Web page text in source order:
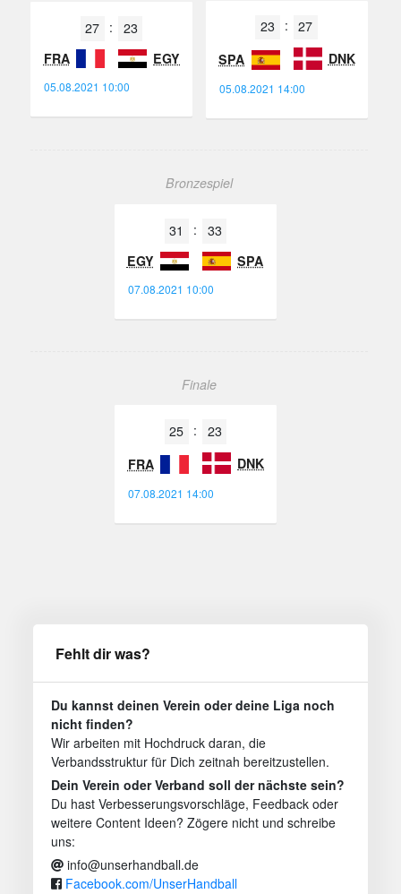
05.08.2021 10:00
Tore
FRA
27
EGY
23
05.08.2021 14:00
Tore
SPA
23
DNK
27
Bronzespiel
07.08.2021 10:00
Tore
EGY
31
SPA
33
Finale
07.08.2021 14:00
Tore
FRA
25
DNK
23
Fehlt dir was?
Du kannst deinen Verein oder deine Liga noch
nicht finden?
Wir arbeiten mit Hochdruck daran, die
Verbandsstruktur für Dich zeitnah bereitzustellen.
Dein Verein oder Verband soll der nächste sein?
Du hast Verbesserungsvorschläge, Feedback oder
weitere Content Ideen? Zögere nicht und schreibe
uns:
info@unserhandball.de
Facebook.com/UnserHandball